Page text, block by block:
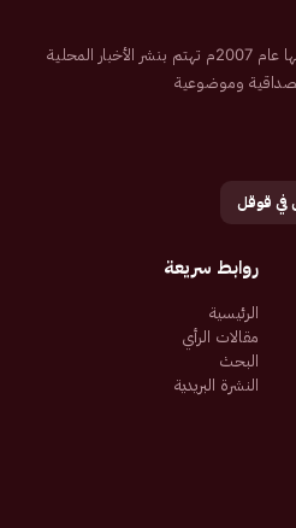
صحيفة إلكترونية سعودية تم تأسيسها عام 2007م تهتم بنشر الأخبار المحلية
وموضوعية
في قوقل
روابط سريعة
الرئيسية
مقالات الرأي
البحث
النشرة البريدية